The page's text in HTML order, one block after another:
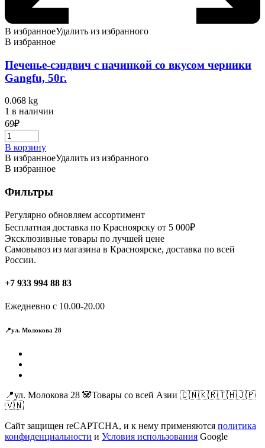
В избранноеУдалить из избранного
В избранное
Печенье-сэндвич с начинкой со вкусом черники
Gangfu, 50г.
0.068 kg
1 в наличии
69₽
В корзину
В избранноеУдалить из избранного
В избранное
Фильтры
Регулярно обновляем ассортимент
Бесплатная доставка по Красноярску от 5 000₽
Эксклюзивные товары по лучшей цене
Самовывоз из магазина в Красноярске, доставка по всей
России.
+7 933 994 88 83
Ежедневно с 10.00-20.00
📍ул. Молокова 28
📍ул. Молокова 28 🐼Товары со всей Азии 🇨🇳🇰🇷🇹🇭🇯🇵
🇻🇳
Сайт защищен reCAPTCHA, и к нему применяются политика
конфиденциальности и Условия использования Google